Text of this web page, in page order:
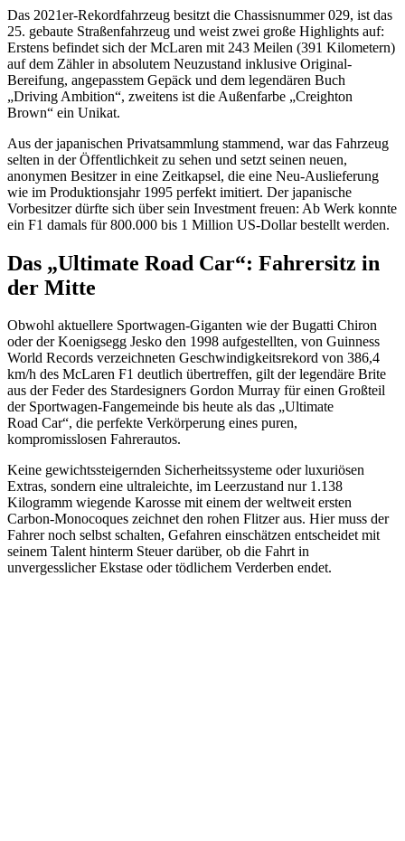
Das 2021er-Rekordfahrzeug besitzt die Chassisnummer 029, ist das
25. gebaute Straßenfahrzeug und weist zwei große Highlights auf:
Erstens befindet sich der McLaren mit 243 Meilen (391 Kilometern)
auf dem Zähler in absolutem Neuzustand inklusive Original-
Bereifung, angepasstem Gepäck und dem legendären Buch
„Driving Ambition“, zweitens ist die Außenfarbe „Creighton
Brown“ ein Unikat.
Aus der japanischen Privatsammlung stammend, war das Fahrzeug
selten in der Öffentlichkeit zu sehen und setzt seinen neuen,
anonymen Besitzer in eine Zeitkapsel, die eine Neu-Auslieferung
wie im Produktionsjahr 1995 perfekt imitiert. Der japanische
Vorbesitzer dürfte sich über sein Investment freuen: Ab Werk konnte
ein F1 damals für 800.000 bis 1 Million US-Dollar bestellt werden.
Das „Ultimate Road Car“: Fahrersitz in
der Mitte
Obwohl aktuellere Sportwagen-Giganten wie der Bugatti Chiron
oder der Koenigsegg Jesko den 1998 aufgestellten, von Guinness
World Records verzeichneten Geschwindigkeitsrekord von 386,4
km/h des McLaren F1 deutlich übertreffen, gilt der legendäre Brite
aus der Feder des Stardesigners Gordon Murray für einen Großteil
der Sportwagen-Fangemeinde bis heute als das „Ultimate
Road Car“, die perfekte Verkörperung eines puren,
kompromisslosen Fahrerautos.
Keine gewichtssteigernden Sicherheitssysteme oder luxuriösen
Extras, sondern eine ultraleichte, im Leerzustand nur 1.138
Kilogramm wiegende Karosse mit einem der weltweit ersten
Carbon-Monocoques zeichnet den rohen Flitzer aus. Hier muss der
Fahrer noch selbst schalten, Gefahren einschätzen entscheidet mit
seinem Talent hinterm Steuer darüber, ob die Fahrt in
unvergesslicher Ekstase oder tödlichem Verderben endet.